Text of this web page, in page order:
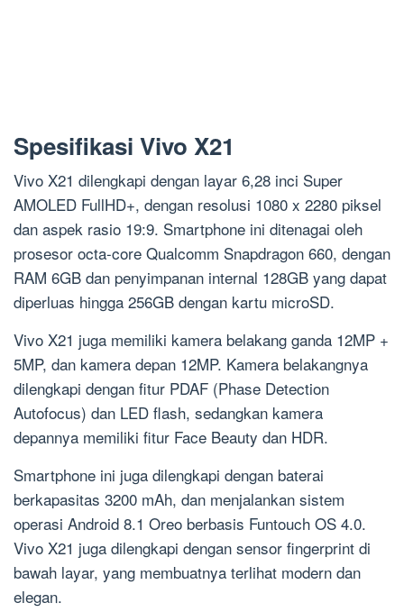
Spesifikasi Vivo X21
Vivo X21 dilengkapi dengan layar 6,28 inci Super
AMOLED FullHD+, dengan resolusi 1080 x 2280 piksel
dan aspek rasio 19:9. Smartphone ini ditenagai oleh
prosesor octa-core Qualcomm Snapdragon 660, dengan
RAM 6GB dan penyimpanan internal 128GB yang dapat
diperluas hingga 256GB dengan kartu microSD.
Vivo X21 juga memiliki kamera belakang ganda 12MP +
5MP, dan kamera depan 12MP. Kamera belakangnya
dilengkapi dengan fitur PDAF (Phase Detection
Autofocus) dan LED flash, sedangkan kamera
depannya memiliki fitur Face Beauty dan HDR.
Smartphone ini juga dilengkapi dengan baterai
berkapasitas 3200 mAh, dan menjalankan sistem
operasi Android 8.1 Oreo berbasis Funtouch OS 4.0.
Vivo X21 juga dilengkapi dengan sensor fingerprint di
bawah layar, yang membuatnya terlihat modern dan
elegan.